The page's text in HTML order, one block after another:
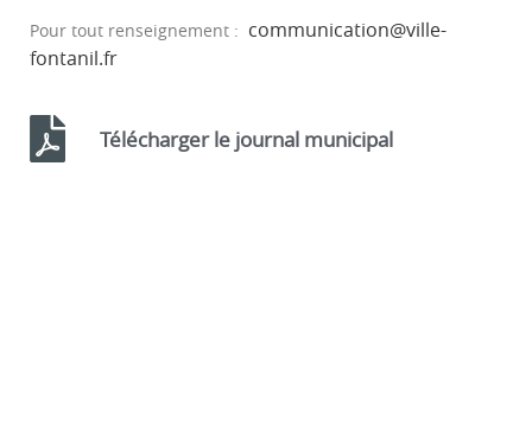
Pour tout renseignement : communication@ville-
fontanil.fr
Télécharger le journal municipal